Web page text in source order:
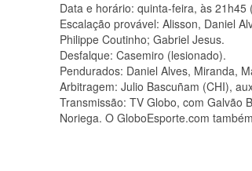
Data e horário: quinta-feira, às 21h45
Escalação provável: Alisson, Daniel
Philippe Coutinho; Gabriel Jesus.
Desfalque: Casemiro (lesionado).
Pendurados: Daniel Alves, Miranda,
Arbitragem: Julio Bascuñam (CHI),
Transmissão: TV Globo, com Galvão
Noriega. O GloboEsporte.com